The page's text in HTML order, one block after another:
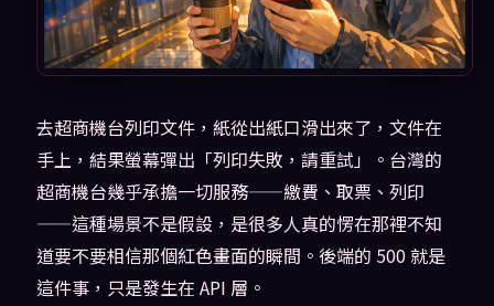
去超商機台列印文件，紙從出紙口滑出來了，文件在
手上，結果螢幕彈出「列印失敗，請重試」。台灣的
超商機台幾乎承擔一切服務——繳費、取票、列印
——這種場景不是假設，是很多人真的愣在那裡不知
道要不要相信那個紅色畫面的瞬間。後端的 500 就是
這件事，只是發生在 API 層。